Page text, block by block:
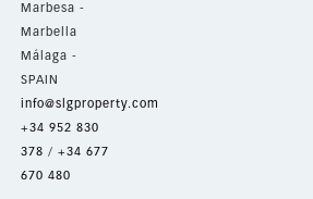
Marbesa -
Marbella
Málaga -
SPAIN
info@slgproperty.com
+34 952 830
378 / +34 677
670 480